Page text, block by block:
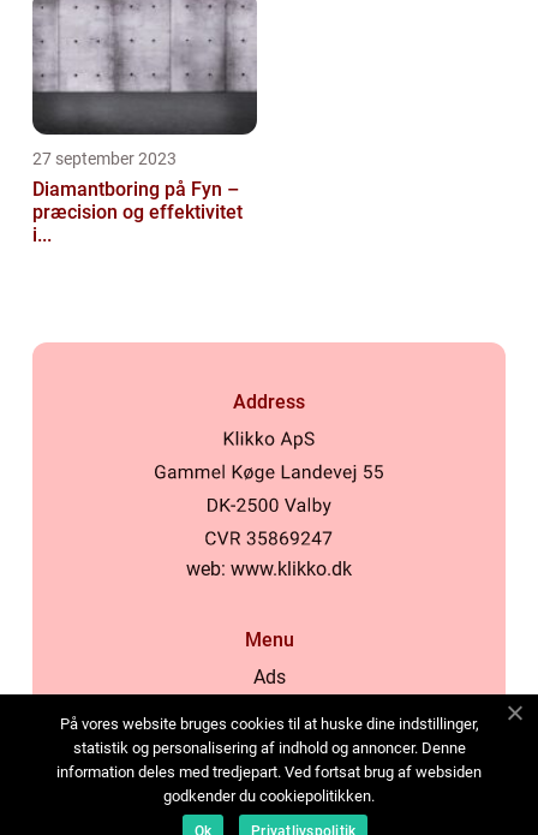
27 september 2023
Diamantboring på Fyn –
præcision og effektivitet
i...
Address
web: www.klikko.dk
Menu
Ads
Cookies
Contact
Sitemap
På vores website bruges cookies til at huske dine indstillinger,
statistik og personalisering af indhold og annoncer. Denne
information deles med tredjepart. Ved fortsat brug af websiden
godkender du cookiepolitikken.
Ok Privatlivspolitik